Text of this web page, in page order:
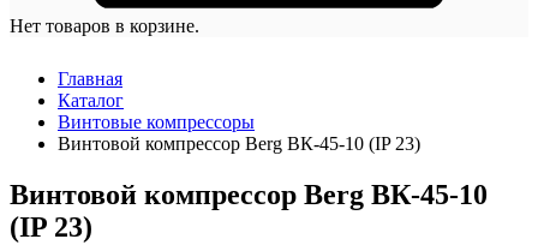
Нет товаров в корзине.
Главная
Каталог
Винтовые компрессоры
Винтовой компрессор Berg ВК-45-10 (IP 23)
Винтовой компрессор Berg ВК-45-10
(IP 23)